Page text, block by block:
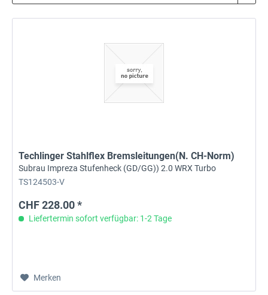
Techlinger Stahlflex Bremsleitungen(N. CH-Norm)
Subrau Impreza Stufenheck (GD/GG)) 2.0 WRX Turbo
TS124503-V
CHF 228.00 *
Liefertermin sofort verfügbar: 1-2 Tage
Merken